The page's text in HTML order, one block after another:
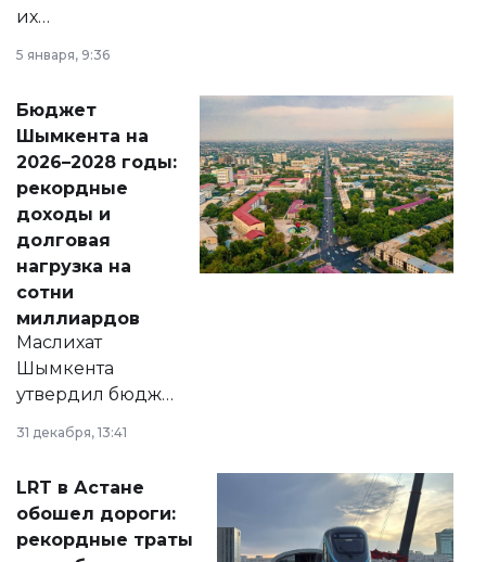
их
принести
народу
Венесуэлы.
5 января, 9:36
Бюджет
Шымкента на
2026–2028 годы:
рекордные
доходы и
долговая
нагрузка на
сотни
миллиардов
Маслихат
Шымкента
утвердил бюджет
города на 2026–
2028 годы.
документ
появился в базе
нормативных
31 декабря, 13:41
LRT в Астане
обошел дороги:
рекордные траты